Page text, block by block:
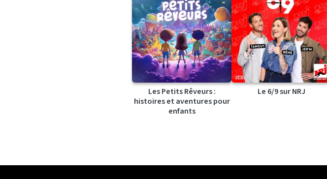
Les Petits Rêveurs :
histoires et aventures pour
enfants
Le 6/9 sur NRJ